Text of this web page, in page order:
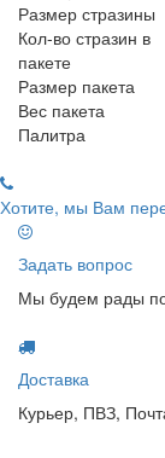
Размер стразины
Кол-во стразин в
пакете
Размер пакета
Вес пакета
Палитра
Хотите, мы Вам
Задать вопрос
Мы будем рады
Доставка
Курьер, ПВЗ,